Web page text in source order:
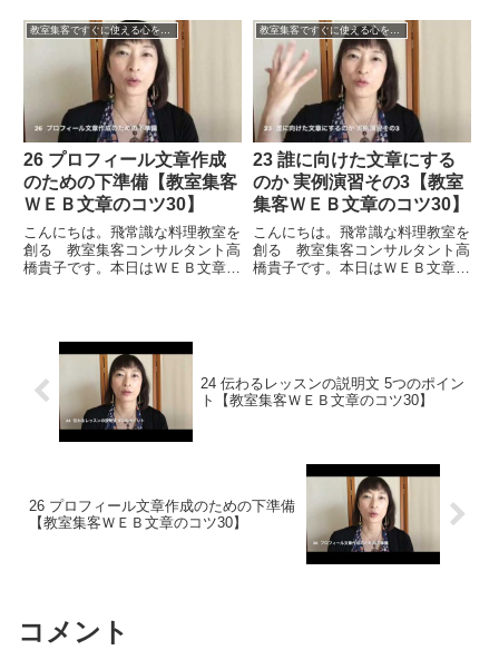
意識した文章術」についてお伝え
をしたいと思います。他のところ
でまた詳しくお話をしますが、
SEOというのは Search ...
の目的を考える」ということにつ
いてお話をしたいと思います。文
章を書くということは、何か伝え
たいことがあるというのが普通
で...
26 プロフィール文章作成
のための下準備【教室集客
ＷＥＢ文章のコツ30】
こんにちは。飛常識な料理教室を
創る 教室集客コンサルタント高
橋貴子です。本日はＷＥＢ文章の
す。プロフィールにはいろいろな
ものを要素として入れていきます
23 誰に向けた文章にする
のか 実例演習その3【教室
集客ＷＥＢ文章のコツ30】
こんにちは。飛常識な料理教室を
創る 教室集客コンサルタント高
橋貴子です。本日はＷＥＢ文章の
ワ...
24 伝わるレッスンの説明文 5つのポイン
ト【教室集客ＷＥＢ文章のコツ30】
26 プロフィール文章作成のための下準備
【教室集客ＷＥＢ文章のコツ30】
コメント